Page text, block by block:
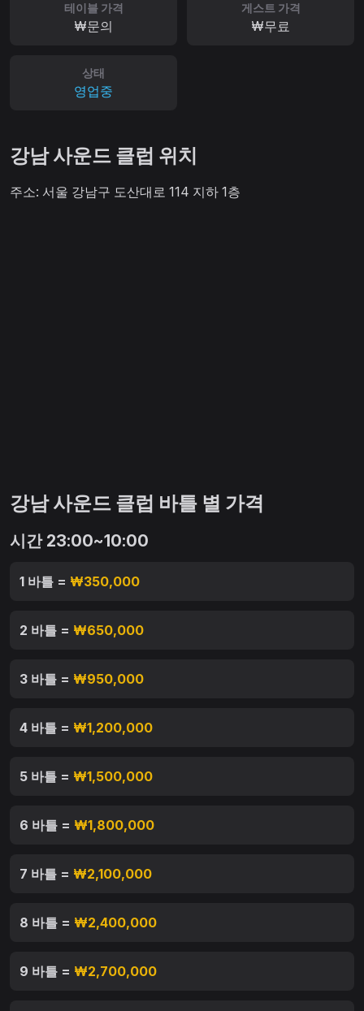
테이블 가격
₩문의
게스트 가격
₩무료
상태
영업중
강남 사운드 클럽 위치
주소: 서울 강남구 도산대로 114 지하 1층
강남 사운드 클럽 바틀 별 가격
시간 23:00~10:00
1 바틀 = ₩350,000
2 바틀 = ₩650,000
3 바틀 = ₩950,000
4 바틀 = ₩1,200,000
5 바틀 = ₩1,500,000
6 바틀 = ₩1,800,000
7 바틀 = ₩2,100,000
8 바틀 = ₩2,400,000
9 바틀 = ₩2,700,000